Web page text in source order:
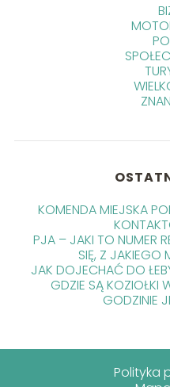
KOMENDA MIEJSKA
PJA – JAKI TO NUMER
SIĘ, Z JAKIEGO
JAK DOJECHAĆ DO
GDZIE SĄ KOZIOŁKI
GODZINIE
Polityka